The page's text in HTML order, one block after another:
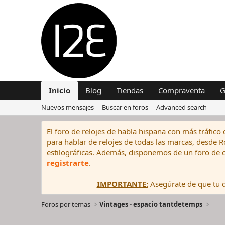
Inicio Blog Tiendas Compraventa
Nuevos mensajes Buscar en foros Advanced search
El foro de relojes de habla hispana con más
para hablar de relojes de todas las marcas, desde
estilográficas. Además, disponemos de un foro
registrarte.
IMPORTANTE:Asegúrate de que tu
Foros por temas Vintages - espacio tantdetemps